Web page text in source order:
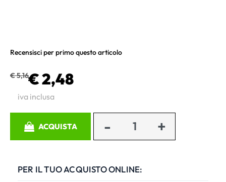
Recensisci per primo questo articolo
€ 5,16€ 2,48
iva inclusa
ACQUISTA
PER IL TUO ACQUISTO ONLINE: